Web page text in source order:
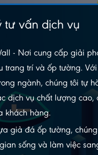
Tấm ốp 2 sóng
Tường
Gỗ Nhựa Ốp Tường
LOẠI TIN
tư vấn dịch vụ
- Nơi cung cấp giải
trang trí và ốp tường.
ngành, chúng tôi tự
dịch vụ chất lượng cao,
khách hàng.
giả đá ốp tường,
sống và làm việc